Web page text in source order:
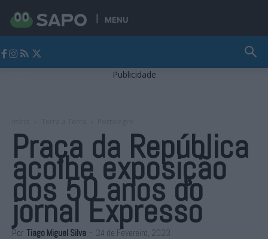
MENU
Publicidade
Praça da República
acolhe exposição
dos 50 anos do
jornal Expresso
Por Tiago Miguel Silva - 24 de Fevereiro, 2023